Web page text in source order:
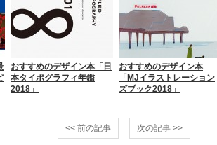
おすすめのデザイン本「日
本タイポグラフィ年鑑
2018」
おすすめのデザイン本
「MJイラストレーション
ズブック2018」
<< 前の記事 次の記事 >>